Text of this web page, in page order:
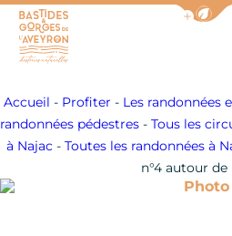
Accueil - Profiter - Les randonnées
randonnées pédestres - Tous les
à Najac - Toutes les randonnées à
n°4 autour de